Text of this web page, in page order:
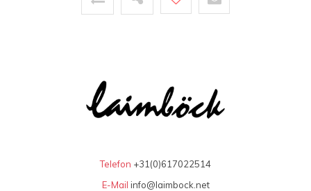
Telefon +31(0)617022514
E-Mail info@laimbock.net